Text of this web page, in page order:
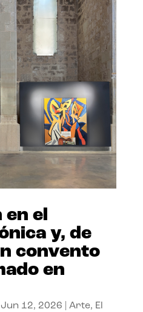
el
y, de
convento
en
Jun 12, 2026 Arte, El